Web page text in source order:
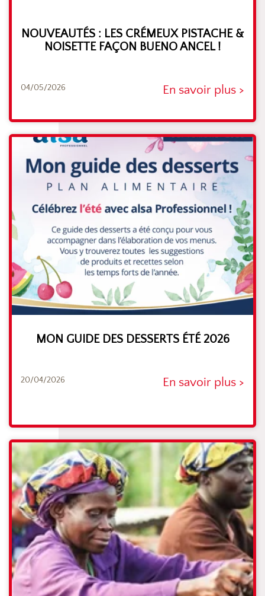
NOUVEAUTÉS : LES CRÉMEUX PISTACHE &
NOISETTE FAÇON BUENO ANCEL !
04/05/2026 En savoir plus >
MON GUIDE DES DESSERTS ÉTÉ 2026
20/04/2026 En savoir plus >